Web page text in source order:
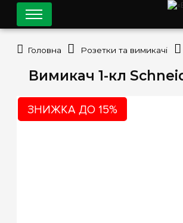
Вимикач 1-кл
ЗНИЖКА ДО 15%
Головна Розетки та вимикачі